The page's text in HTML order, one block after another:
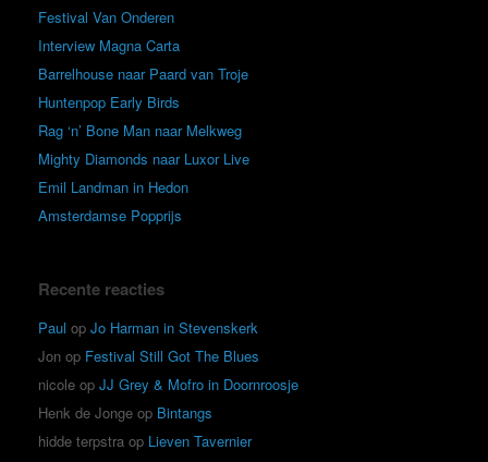
Festival Van Onderen
Interview Magna Carta
Barrelhouse naar Paard van Troje
Huntenpop Early Birds
Rag ‘n’ Bone Man naar Melkweg
Mighty Diamonds naar Luxor Live
Emil Landman in Hedon
Amsterdamse Popprijs
Recente reacties
Paul op Jo Harman in Stevenskerk
Jon op Festival Still Got The Blues
nicole op JJ Grey & Mofro in Doornroosje
Henk de Jonge op Bintangs
hidde terpstra op Lieven Tavernier